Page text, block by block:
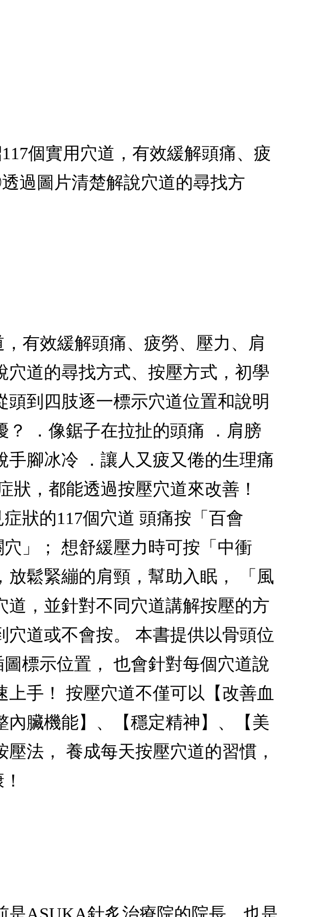
個實用穴道，有效緩解頭痛、疲
過圖片清楚解說穴道的尋找方
有效緩解頭痛、疲勞、壓力、肩
道的尋找方式、按壓方式，初學
到四肢逐一標示穴道位置和說明
．像鋸子在拉扯的頭痛 ．肩膀
腳冰冷 ．讓人又疲又倦的生理痛
狀，都能透過按壓穴道來改善！
狀的117個穴道 頭痛按「百會
」； 想舒緩壓力時可按「中衝
鬆緊繃的肩頸，幫助入眠， 「風
，並針對不同穴道講解按壓的方
道或不會按。 本書提供以骨頭位
標示位置， 也會針對每個穴道說
手！ 按壓穴道不僅可以【改善血
臟機能】、【穩定精神】、【美
法， 養成每天按壓穴道的習慣，